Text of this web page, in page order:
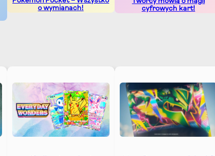
o wymianach!
Twórcy mówią o magii
cyfrowych kart!